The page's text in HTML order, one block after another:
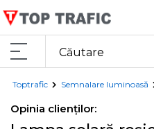
Toptrafic Semnalare luminoasă
Opinia clienților: